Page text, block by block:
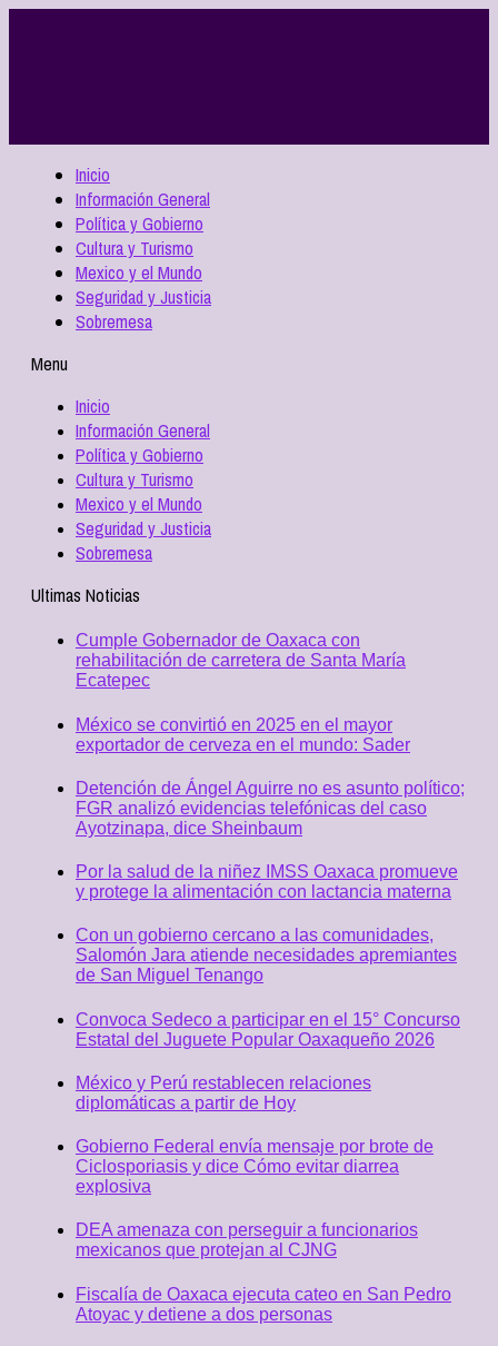
Inicio
Información General
Política y Gobierno
Cultura y Turismo
Mexico y el Mundo
Seguridad y Justicia
Sobremesa
Menu
Inicio
Información General
Política y Gobierno
Cultura y Turismo
Mexico y el Mundo
Seguridad y Justicia
Sobremesa
Ultimas Noticias
Cumple Gobernador de Oaxaca con
rehabilitación de carretera de Santa María
Ecatepec
México se convirtió en 2025 en el mayor
exportador de cerveza en el mundo: Sader
Detención de Ángel Aguirre no es asunto político;
FGR analizó evidencias telefónicas del caso
Ayotzinapa, dice Sheinbaum
Por la salud de la niñez IMSS Oaxaca promueve
y protege la alimentación con lactancia materna
Con un gobierno cercano a las comunidades,
Salomón Jara atiende necesidades apremiantes
de San Miguel Tenango
Convoca Sedeco a participar en el 15° Concurso
Estatal del Juguete Popular Oaxaqueño 2026
México y Perú restablecen relaciones
diplomáticas a partir de Hoy
Gobierno Federal envía mensaje por brote de
Ciclosporiasis y dice Cómo evitar diarrea
explosiva
DEA amenaza con perseguir a funcionarios
mexicanos que protejan al CJNG
Fiscalía de Oaxaca ejecuta cateo en San Pedro
Atoyac y detiene a dos personas